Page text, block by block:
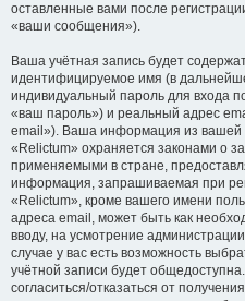
оставленные вами после
«ваши сообщения»).
Ваша учётная запись будет
идентифицируемое имя (в
индивидуальный пароль для входа
«ваш пароль») и реальный адрес
email»). Ваша информация из вашей
«Relictum» охраняется законами о
применяемыми в стране,
информация, запрашиваемая при
«Relictum», кроме вашего имени
адреса email, может быть как
вводу, на усмотрение
случае у вас есть возможность
учётной записи будет
согласиться/отказаться от